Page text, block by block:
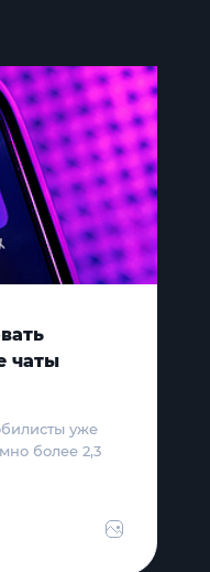
чаты
уже
более 2,3